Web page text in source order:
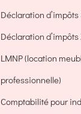
Déclaration
Déclaration d’impôts
LMNP (location
professionnelle)
Comptabilité pour